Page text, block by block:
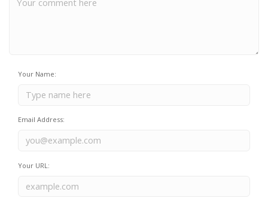
Your Name:
Email Address:
Your URL: